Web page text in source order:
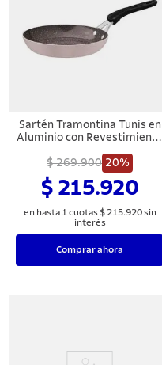
Sartén Tramontina Tunis en
Aluminio con Revestimiento
Siliconado Rosa Trufado 28
cm 2,3 L
$ 269.900 20%
$ 215.920
en hasta 1 cuotas $ 215.920sin
interés
Comprar ahora